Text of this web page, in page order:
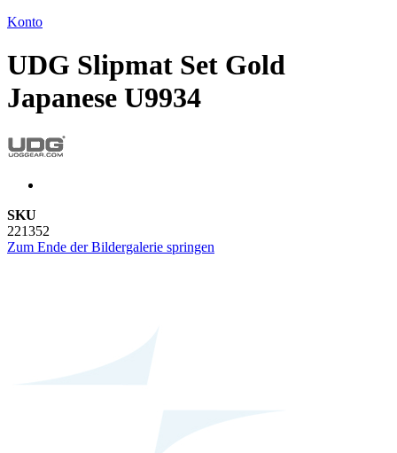
Konto
UDG Slipmat Set Gold
Japanese U9934
SKU
221352
Zum Ende der Bildergalerie springen